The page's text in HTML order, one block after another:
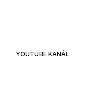
YOUTUBE KANÁL